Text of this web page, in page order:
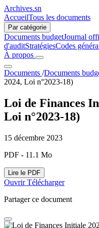
Archives.sn
AccueilTous les documents
Par catégorie
Documents budgetJournal
d'auditStratégiesCodes
À propos
Documents /Documents
2024, Loi n°2023-18)
Loi de Finances
Loi n°2023-18)
15 décembre 2023
PDF - 11.1 Mo
Lire le PDF
OuvrirTélécharger
Partager ce document